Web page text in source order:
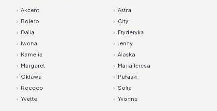
› Akcent › Astra
› Bolero › City
› Dalia › Fryderyka
› Iwona › Jenny
› Kamelia › Alaska
› Margaret › Maria Teresa
› Oktawa › Pułaski
› Rococo › Sofia
› Yvette › Yvonne